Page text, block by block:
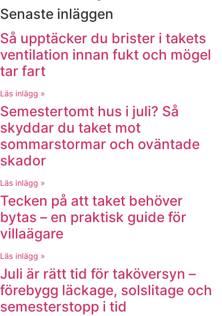
Senaste inläggen
Så upptäcker du brister i takets
ventilation innan fukt och mögel
tar fart
Läs inlägg »
Semestertomt hus i juli? Så
skyddar du taket mot
sommarstormar och oväntade
skador
Läs inlägg »
Tecken på att taket behöver
bytas – en praktisk guide för
villaägare
Läs inlägg »
Juli är rätt tid för taköversyn –
förebygg läckage, solslitage och
semesterstopp i tid